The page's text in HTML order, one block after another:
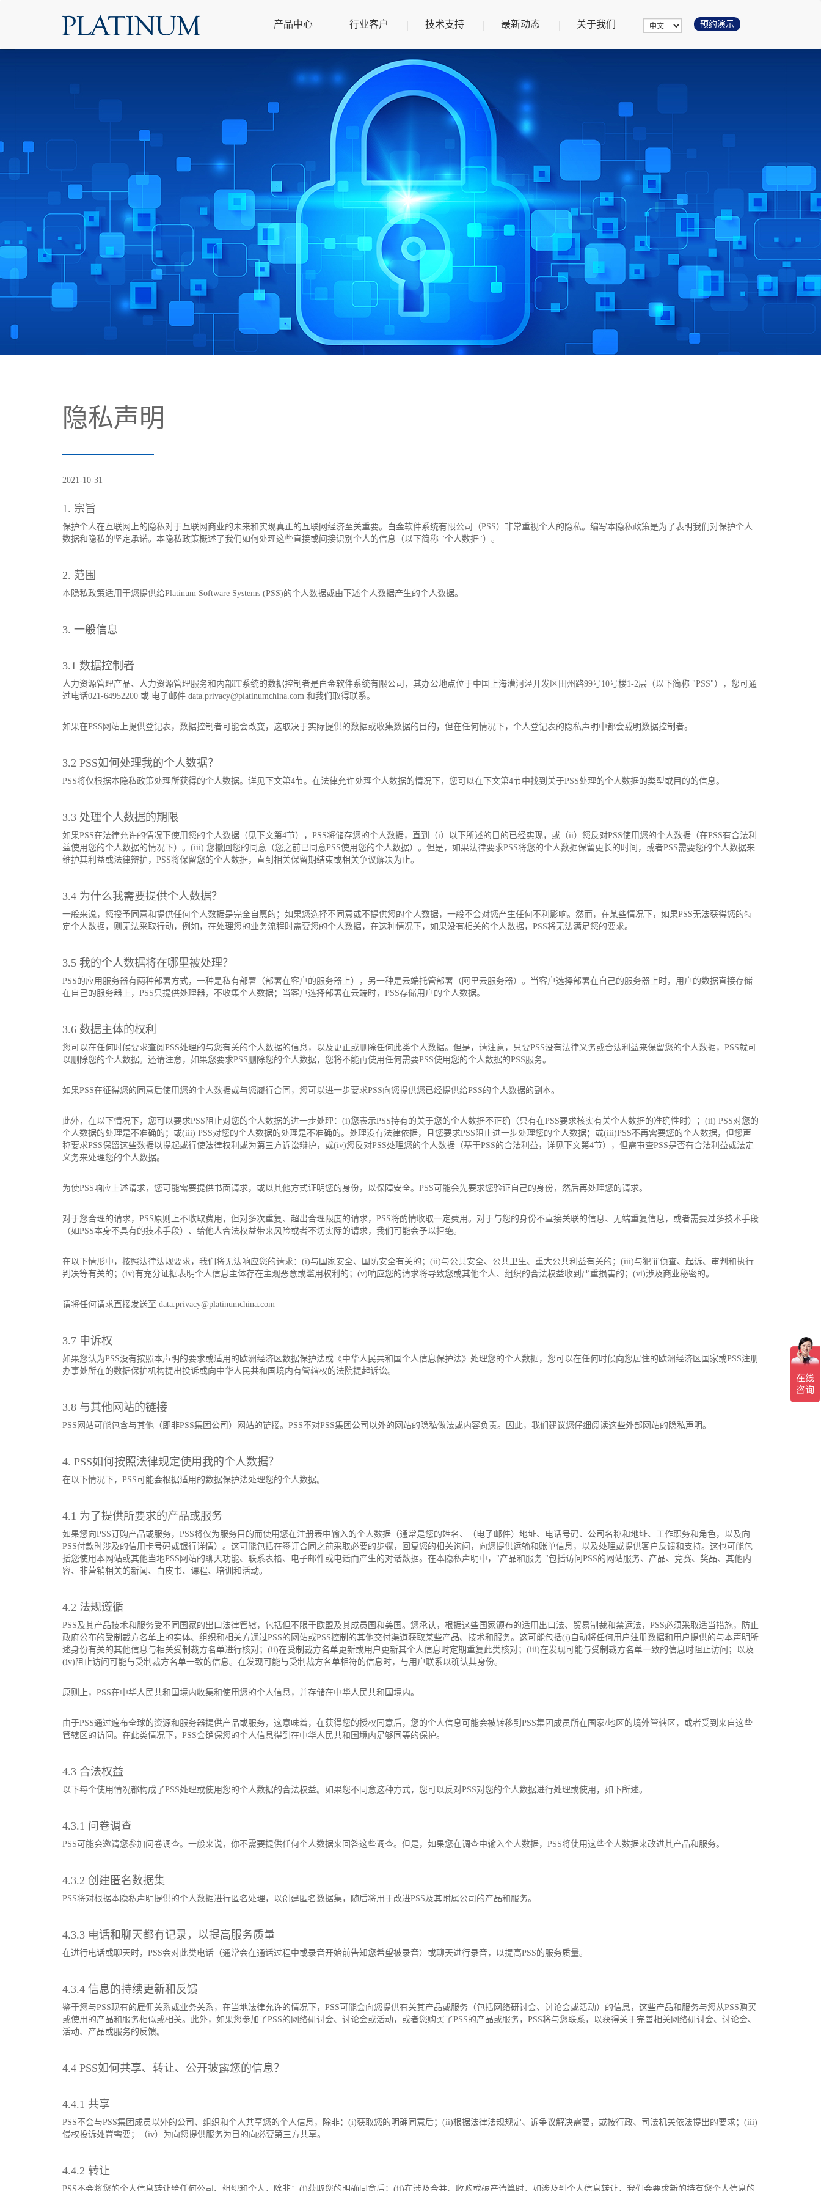
产品中心(current) 行业客户 技术支持(current) 最新动态(current) 关于我们 预约演示
隐私声明
2021-10-31
1. 宗旨
保护个人在互联网上的隐私对于互联网商业的未来和实现真正的互联网经济至关重要。白金软件系统有限公司（PSS）非常重视个人的隐私。编写本隐私政策是为了表明我们对保护个人
数据和隐私的坚定承诺。本隐私政策概述了我们如何处理这些直接或间接识别个人的信息（以下简称 "个人数据"）。
2. 范围
本隐私政策适用于您提供给Platinum Software Systems (PSS)的个人数据或由下述个人数据产生的个人数据。
3. 一般信息
3.1 数据控制者
人力资源管理产品、人力资源管理服务和内部IT系统的数据控制者是白金软件系统有限公司，其办公地点位于中国上海漕河泾开发区田州路99号10号楼1-2层（以下简称 "PSS"），您可通
过电话021-64952200 或 电子邮件 data.privacy@platinumchina.com 和我们取得联系。
如果在PSS网站上提供登记表，数据控制者可能会改变，这取决于实际提供的数据或收集数据的目的，但在任何情况下，个人登记表的隐私声明中都会载明数据控制者。
3.2 PSS如何处理我的个人数据？
PSS将仅根据本隐私政策处理所获得的个人数据。详见下文第4节。在法律允许处理个人数据的情况下，您可以在下文第4节中找到关于PSS处理的个人数据的类型或目的的信息。
3.3 处理个人数据的期限
如果PSS在法律允许的情况下使用您的个人数据（见下文第4节），PSS将储存您的个人数据，直到（i）以下所述的目的已经实现，或（ii）您反对PSS使用您的个人数据（在PSS有合法利
益使用您的个人数据的情况下）。(iii) 您撤回您的同意（您之前已同意PSS使用您的个人数据）。但是，如果法律要求PSS将您的个人数据保留更长的时间，或者PSS需要您的个人数据来
维护其利益或法律辩护，PSS将保留您的个人数据，直到相关保留期结束或相关争议解决为止。
3.4 为什么我需要提供个人数据？
一般来说，您授予同意和提供任何个人数据是完全自愿的；如果您选择不同意或不提供您的个人数据，一般不会对您产生任何不利影响。然而，在某些情况下，如果PSS无法获得您的特
定个人数据，则无法采取行动，例如，在处理您的业务流程时需要您的个人数据，在这种情况下，如果没有相关的个人数据，PSS将无法满足您的要求。
3.5 我的个人数据将在哪里被处理？
PSS的应用服务器有两种部署方式，一种是私有部署（部署在客户的服务器上），另一种是云端托管部署（阿里云服务器）。当客户选择部署在自己的服务器上时，用户的数据直接存储
在自己的服务器上，PSS只提供处理器，不收集个人数据；当客户选择部署在云端时，PSS存储用户的个人数据。
3.6 数据主体的权利
您可以在任何时候要求查阅PSS处理的与您有关的个人数据的信息，以及更正或删除任何此类个人数据。但是，请注意，只要PSS没有法律义务或合法利益来保留您的个人数据，PSS就可
以删除您的个人数据。还请注意，如果您要求PSS删除您的个人数据，您将不能再使用任何需要PSS使用您的个人数据的PSS服务。
如果PSS在征得您的同意后使用您的个人数据或与您履行合同，您可以进一步要求PSS向您提供您已经提供给PSS的个人数据的副本。
此外，在以下情况下，您可以要求PSS阻止对您的个人数据的进一步处理：(i)您表示PSS持有的关于您的个人数据不正确（只有在PSS要求核实有关个人数据的准确性时）；(ii) PSS对您的
个人数据的处理是不准确的；或(iii) PSS对您的个人数据的处理是不准确的。处理没有法律依据，且您要求PSS阻止进一步处理您的个人数据；或(iii)PSS不再需要您的个人数据，但您声
称要求PSS保留这些数据以提起或行使法律权利或为第三方诉讼辩护，或(iv)您反对PSS处理您的个人数据（基于PSS的合法利益，详见下文第4节），但需审查PSS是否有合法利益或法定
义务来处理您的个人数据。
为使PSS响应上述请求，您可能需要提供书面请求，或以其他方式证明您的身份，以保障安全。PSS可能会先要求您验证自己的身份，然后再处理您的请求。
对于您合理的请求，PSS原则上不收取费用，但对多次重复、超出合理限度的请求，PSS将酌情收取一定费用。对于与您的身份不直接关联的信息、无端重复信息，或者需要过多技术手段
（如PSS本身不具有的技术手段）、给他人合法权益带来风险或者不切实际的请求，我们可能会予以拒绝。
在以下情形中，按照法律法规要求，我们将无法响应您的请求：(i)与国家安全、国防安全有关的；(ii)与公共安全、公共卫生、重大公共利益有关的；(iii)与犯罪侦查、起诉、审判和执行
判决等有关的；(iv)有充分证据表明个人信息主体存在主观恶意或滥用权利的；(v)响应您的请求将导致您或其他个人、组织的合法权益收到严重损害的；(vi)涉及商业秘密的。
请将任何请求直接发送至 data.privacy@platinumchina.com
3.7 申诉权
如果您认为PSS没有按照本声明的要求或适用的欧洲经济区数据保护法或《中华人民共和国个人信息保护法》处理您的个人数据，您可以在任何时候向您居住的欧洲经济区国家或PSS注册
办事处所在的数据保护机构提出投诉或向中华人民共和国境内有管辖权的法院提起诉讼。
3.8 与其他网站的链接
PSS网站可能包含与其他（即非PSS集团公司）网站的链接。PSS不对PSS集团公司以外的网站的隐私做法或内容负责。因此，我们建议您仔细阅读这些外部网站的隐私声明。
4. PSS如何按照法律规定使用我的个人数据？
在以下情况下，PSS可能会根据适用的数据保护法处理您的个人数据。
4.1 为了提供所要求的产品或服务
如果您向PSS订购产品或服务，PSS将仅为服务目的而使用您在注册表中输入的个人数据（通常是您的姓名、（电子邮件）地址、电话号码、公司名称和地址、工作职务和角色，以及向
PSS付款时涉及的信用卡号码或银行详情）。这可能包括在签订合同之前采取必要的步骤，回复您的相关询问，向您提供运输和账单信息，以及处理或提供客户反馈和支持。这也可能包
括您使用本网站或其他当地PSS网站的聊天功能、联系表格、电子邮件或电话而产生的对话数据。在本隐私声明中，"产品和服务 "包括访问PSS的网站服务、产品、竞赛、奖品、其他内
容、非营销相关的新闻、白皮书、课程、培训和活动。
4.2 法规遵循
PSS及其产品技术和服务受不同国家的出口法律管辖，包括但不限于欧盟及其成员国和美国。您承认，根据这些国家颁布的适用出口法、贸易制裁和禁运法，PSS必须采取适当措施，防止
政府公布的受制裁方名单上的实体、组织和相关方通过PSS的网站或PSS控制的其他交付渠道获取某些产品、技术和服务。这可能包括(i)自动将任何用户注册数据和用户提供的与本声明所
述身份有关的其他信息与相关受制裁方名单进行核对；(ii)在受制裁方名单更新或用户更新其个人信息时定期重复此类核对；(iii)在发现可能与受制裁方名单一致的信息时阻止访问；以及
(iv)阻止访问可能与受制裁方名单一致的信息。在发现可能与受制裁方名单相符的信息时，与用户联系以确认其身份。
原则上，PSS在中华人民共和国境内收集和使用您的个人信息，并存储在中华人民共和国境内。
由于PSS通过遍布全球的资源和服务器提供产品或服务，这意味着，在获得您的授权同意后，您的个人信息可能会被转移到PSS集团成员所在国家/地区的境外管辖区，或者受到来自这些
管辖区的访问。在此类情况下，PSS会确保您的个人信息得到在中华人民共和国境内足够同等的保护。
4.3 合法权益
以下每个使用情况都构成了PSS处理或使用您的个人数据的合法权益。如果您不同意这种方式，您可以反对PSS对您的个人数据进行处理或使用，如下所述。
4.3.1 问卷调查
PSS可能会邀请您参加问卷调查。一般来说，你不需要提供任何个人数据来回答这些调查。但是，如果您在调查中输入个人数据，PSS将使用这些个人数据来改进其产品和服务。
4.3.2 创建匿名数据集
PSS将对根据本隐私声明提供的个人数据进行匿名处理，以创建匿名数据集，随后将用于改进PSS及其附属公司的产品和服务。
4.3.3 电话和聊天都有记录，以提高服务质量
在进行电话或聊天时，PSS会对此类电话（通常会在通话过程中或录音开始前告知您希望被录音）或聊天进行录音，以提高PSS的服务质量。
4.3.4 信息的持续更新和反馈
鉴于您与PSS现有的雇佣关系或业务关系，在当地法律允许的情况下，PSS可能会向您提供有关其产品或服务（包括网络研讨会、讨论会或活动）的信息，这些产品和服务与您从PSS购买
或使用的产品和服务相似或相关。此外，如果您参加了PSS的网络研讨会、讨论会或活动，或者您购买了PSS的产品或服务，PSS将与您联系，以获得关于完善相关网络研讨会、讨论会、
活动、产品或服务的反馈。
4.4 PSS如何共享、转让、公开披露您的信息？
4.4.1 共享
PSS不会与PSS集团成员以外的公司、组织和个人共享您的个人信息，除非：(i)获取您的明确同意后；(ii)根据法律法规规定、诉争议解决需要，或按行政、司法机关依法提出的要求；(iii)
侵权投诉处置需要；（iv）为向您提供服务为目的向必要第三方共享。
4.4.2 转让
PSS不会将您的个人信息转让给任何公司、组织和个人，除非：(i)获取您的明确同意后；(ii)在涉及合并、收购或破产清算时，如涉及到个人信息转让，我们会要求新的持有您个人信息的